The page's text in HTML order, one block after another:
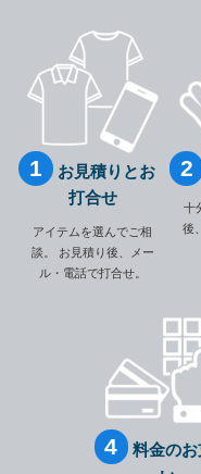
お見積りとお
打合せ
アイテムを選んでご相
談。
お見積り後、メー
ル・電話で打合せ。
十
後、
料金の